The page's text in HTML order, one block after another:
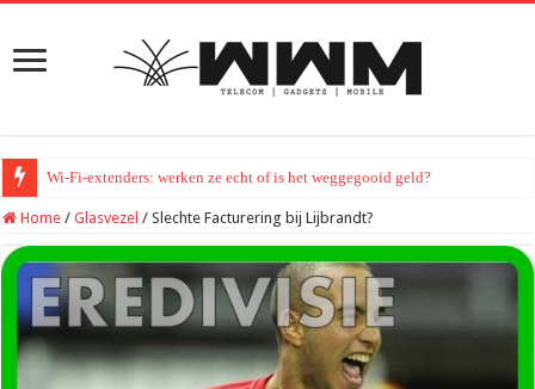
Wi-Fi-extenders: werken ze echt of is het weggegooid geld?
Home / Glasvezel / Slechte Facturering bij Lijbrandt?